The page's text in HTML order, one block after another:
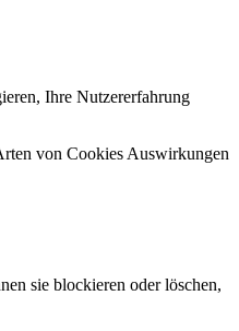
Ihre Nutzererfahrung
von Cookies Auswirkungen
sie blockieren oder löschen,